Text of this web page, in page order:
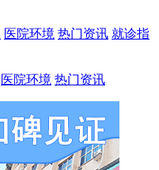
医院环境 热门资讯 就诊指
医院环境 热门资讯